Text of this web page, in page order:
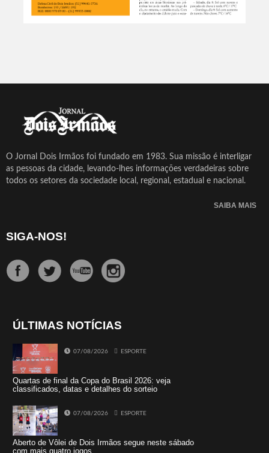
O Jornal Dois Irmãos foi fundado em 1983. Sua missão é interligar
as pessoas da cidade, levando-lhes informações verdadeiras sobre
todos os setores da sociedade local, regional, estadual e nacional.
SAIBA MAIS
SIGA-NOS!
ÚLTIMAS NOTÍCIAS
07/08/2026 ESPORTE
Quartas de final da Copa do Brasil 2026: veja
classificados, datas e detalhes do sorteio
07/08/2026 ESPORTE
Aberto de Vôlei de Dois Irmãos segue neste sábado
com mais quatro jogos